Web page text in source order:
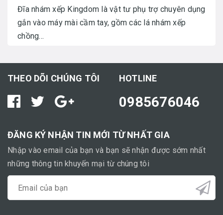
Đĩa nhám xếp Kingdom là vật tư phụ trợ chuyên dụng
gắn vào máy mài cầm tay, gồm các lá nhám xếp
chồng...
THEO DÕI CHÚNG TÔI HOTLINE
0985676046
ĐĂNG KÝ NHẬN TIN MỚI TỪ NHẤT GIA
Nhập vào email của bạn và bạn sẽ nhận được sớm nhất
những thông tin khuyến mại từ chúng tôi